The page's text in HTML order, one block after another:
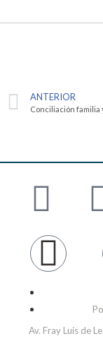
ANTERIOR
Av. Fray Luis de